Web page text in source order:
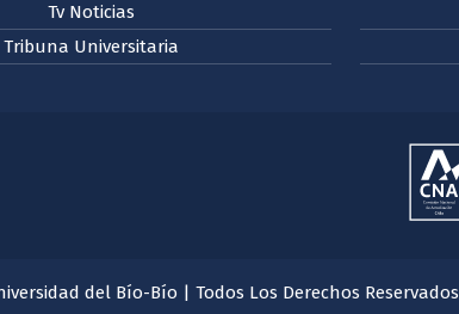
Tv Noticias
Tribuna Universitaria
del Bío-Bío | Todos Los Derechos Reservados